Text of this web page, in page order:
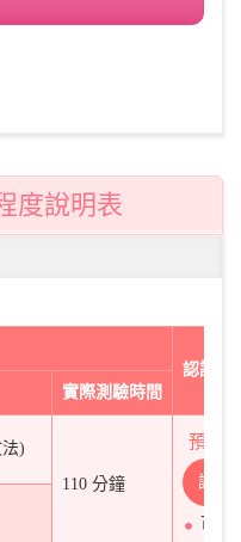
度說明表
認證基
實際測驗時間
)
110 分鐘
預計
讀
可閱